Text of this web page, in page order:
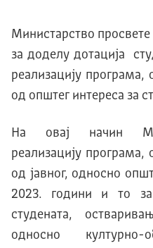
Министарство просвете
за доделу дотација
реализацију
од општег интереса за
На овај начин
реализацију
од јавног, односно
2023. години и то
студената,
односно културно-